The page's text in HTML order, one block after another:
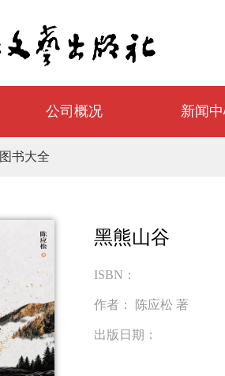
公司概况 新闻
图书大全
黑熊山谷
ISBN：
作者： 陈应松 著
出版日期：